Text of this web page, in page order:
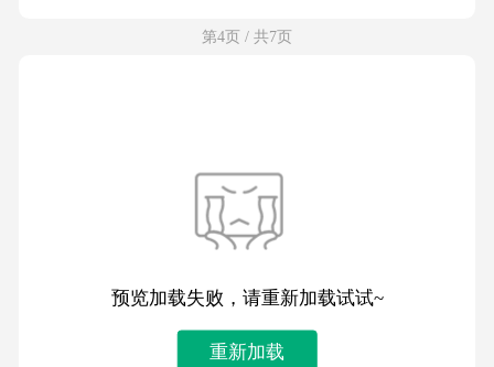
第4页 / 共7页
预览加载失败，请重新加载试试~
重新加载